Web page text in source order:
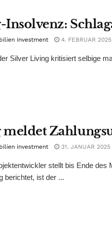
investment 4. FEBRUAR 2025
Silver Living kritisiert selbige
investment 31. JANUAR 2025
stellt bis Ende
berichtet, ist der ...